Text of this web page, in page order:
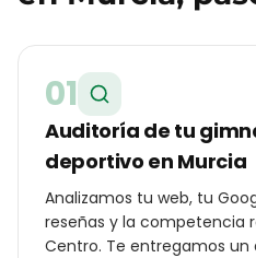
01
Auditoría de tu
deportivo en Murcia
Analizamos tu web, tu
reseñas y la competencia
Centro. Te entregamos